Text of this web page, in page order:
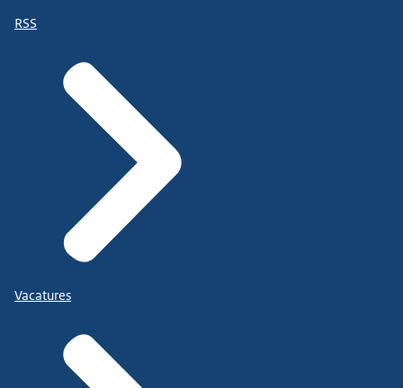
RSS
Vacatures